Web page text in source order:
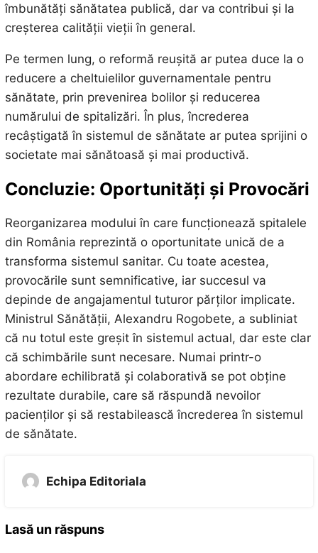
îmbunătăți sănătatea publică, dar va contribui și la
creșterea calității vieții în general.
Pe termen lung, o reformă reușită ar putea duce la o
reducere a cheltuielilor guvernamentale pentru
sănătate, prin prevenirea bolilor și reducerea
numărului de spitalizări. În plus, încrederea
recâștigată în sistemul de sănătate ar putea sprijini o
societate mai sănătoasă și mai productivă.
Concluzie: Oportunități și Provocări
Reorganizarea modului în care funcționează spitalele
din România reprezintă o oportunitate unică de a
transforma sistemul sanitar. Cu toate acestea,
provocările sunt semnificative, iar succesul va
depinde de angajamentul tuturor părților implicate.
Ministrul Sănătății, Alexandru Rogobete, a subliniat
că nu totul este greșit în sistemul actual, dar este clar
că schimbările sunt necesare. Numai printr-o
abordare echilibrată și colaborativă se pot obține
rezultate durabile, care să răspundă nevoilor
pacienților și să restabilească încrederea în sistemul
de sănătate.
Echipa Editoriala
Lasă un răspuns